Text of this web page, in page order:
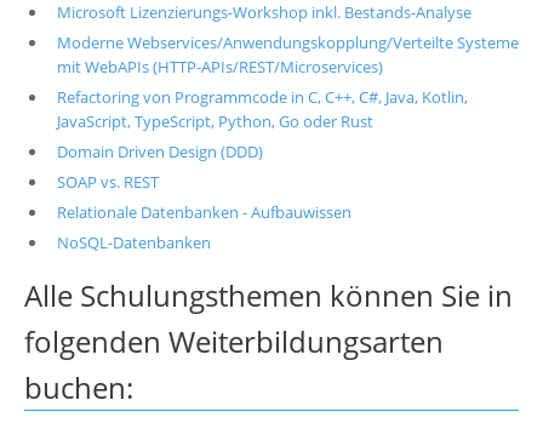
Microsoft Lizenzierungs-Workshop inkl. Bestands-Analyse
Moderne Webservices/Anwendungskopplung/Verteilte Systeme
mit WebAPIs (HTTP-APIs/REST/Microservices)
Refactoring von Programmcode in C, C++, C#, Java, Kotlin,
JavaScript, TypeScript, Python, Go oder Rust
Domain Driven Design (DDD)
SOAP vs. REST
Relationale Datenbanken - Aufbauwissen
NoSQL-Datenbanken
Alle Schulungsthemen können Sie in
folgenden Weiterbildungsarten
buchen: